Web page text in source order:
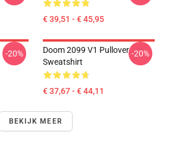
€ 39,51 - € 45,95
-20%
Doom 2099 V1 Pullover
Sweatshirt
€ 37,67 - € 44,11
-20%
BEKIJK MEER